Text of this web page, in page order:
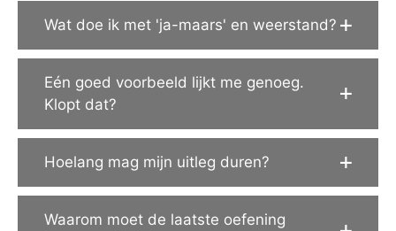
Wat doe ik met 'ja-maars' en weerstand?
Eén goed voorbeeld lijkt me genoeg.
Klopt dat?
Hoelang mag mijn uitleg duren?
Waarom moet de laatste oefening